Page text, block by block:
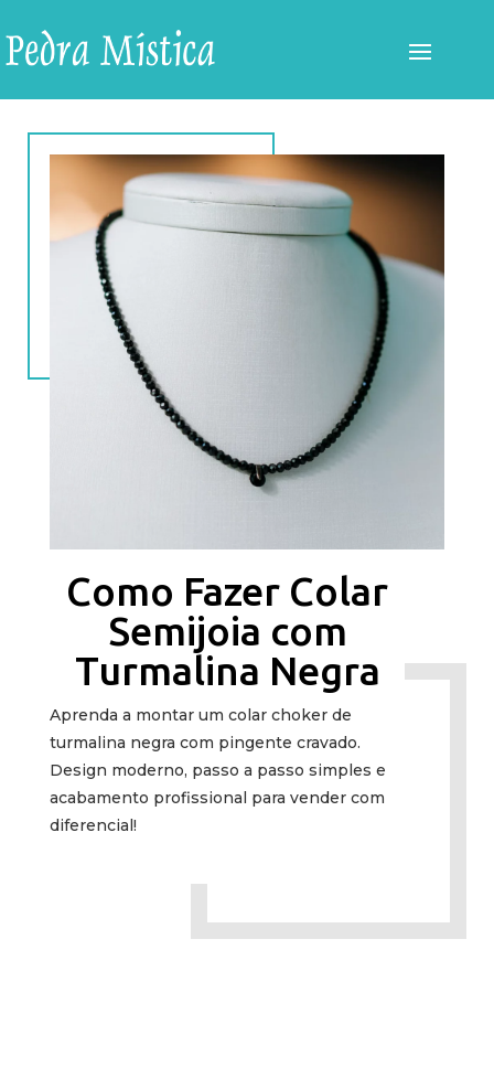
Como Fazer Colar
Semijoia com
Turmalina Negra
Aprenda a montar um colar choker de
turmalina negra com pingente cravado.
Design moderno, passo a passo simples e
acabamento profissional para vender com
diferencial!